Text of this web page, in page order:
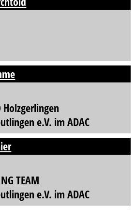
Holzgerlingen
e.V. im ADAC
TEAM
e.V. im ADAC